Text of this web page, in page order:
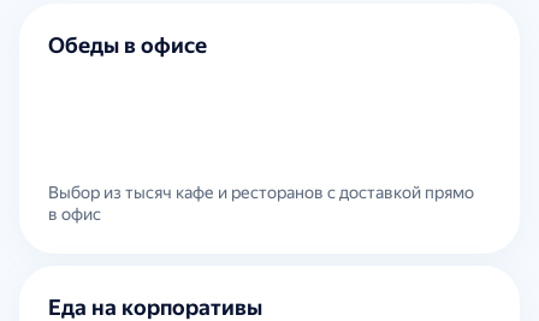
Обеды в офисе
Выбор из тысяч кафе и ресторанов с доставкой прямо
в офис
Еда на корпоративы